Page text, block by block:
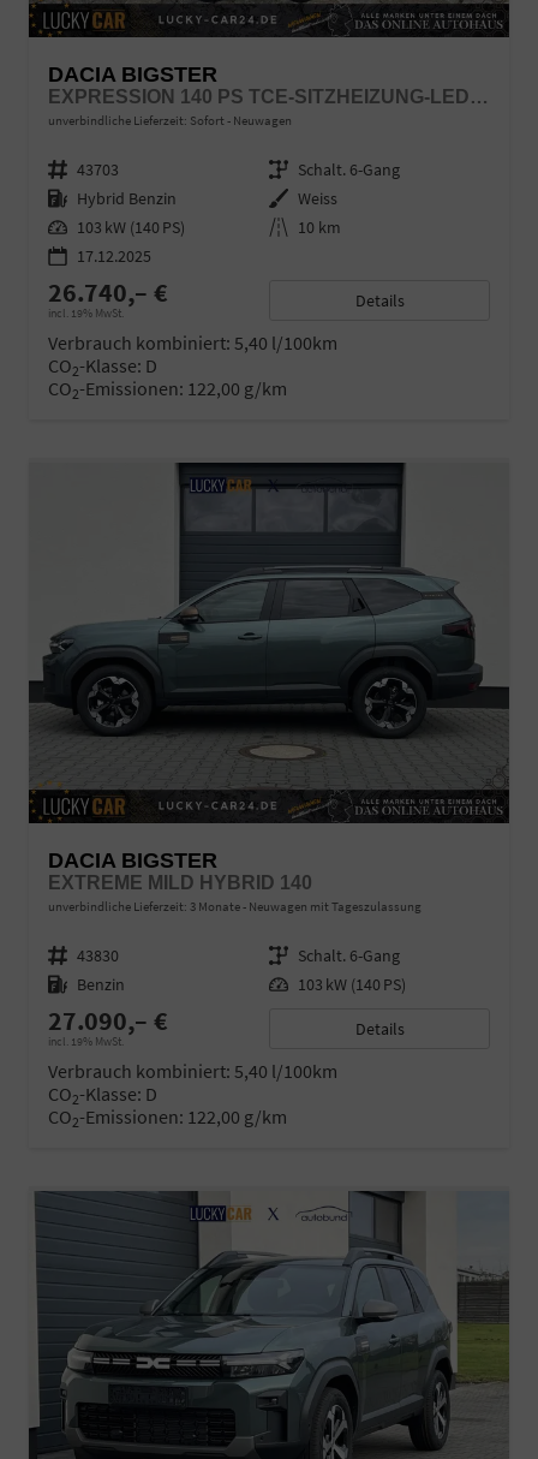
DACIA BIGSTER
EXPRESSION 140 PS TCE-SITZHEIZUNG-LED-APPLECARPLAY/ANDROID AUTO-SOFORT
unverbindliche Lieferzeit: Sofort Neuwagen
Fahrzeugnr. 43703 Getriebe Schalt. 6-Gang
Kraftstoff Hybrid Benzin Außenfarbe Weiss
Leistung 103 kW (140 PS) Kilometerstand 10 km
17.12.2025
26.740,– €
incl. 19% MwSt.
Details
Verbrauch kombiniert: 5,40 l/100km
CO2-Klasse: D
CO2-Emissionen: 122,00 g/km
DACIA BIGSTER
EXTREME MILD HYBRID 140
unverbindliche Lieferzeit: 3 Monate Neuwagen mit Tageszulassung
Fahrzeugnr. 43830 Getriebe Schalt. 6-Gang
Kraftstoff Benzin Leistung 103 kW (140 PS)
27.090,– €
incl. 19% MwSt.
Details
Verbrauch kombiniert: 5,40 l/100km
CO2-Klasse: D
CO2-Emissionen: 122,00 g/km